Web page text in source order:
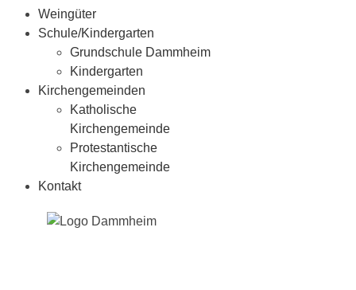
Weingüter
Schule/Kindergarten
Grundschule Dammheim
Kindergarten
Kirchengemeinden
Katholische
Kirchengemeinde
Protestantische
Kirchengemeinde
Kontakt